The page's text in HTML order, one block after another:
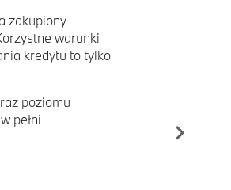
zakupiony
warunki
kredytu to tylko
poziomu
pełni